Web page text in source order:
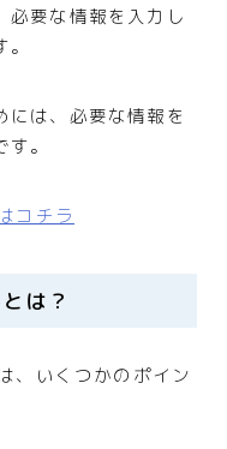
必要な情報を入力し
には、必要な情報を
。
コチラ
は？
、いくつかのポイン